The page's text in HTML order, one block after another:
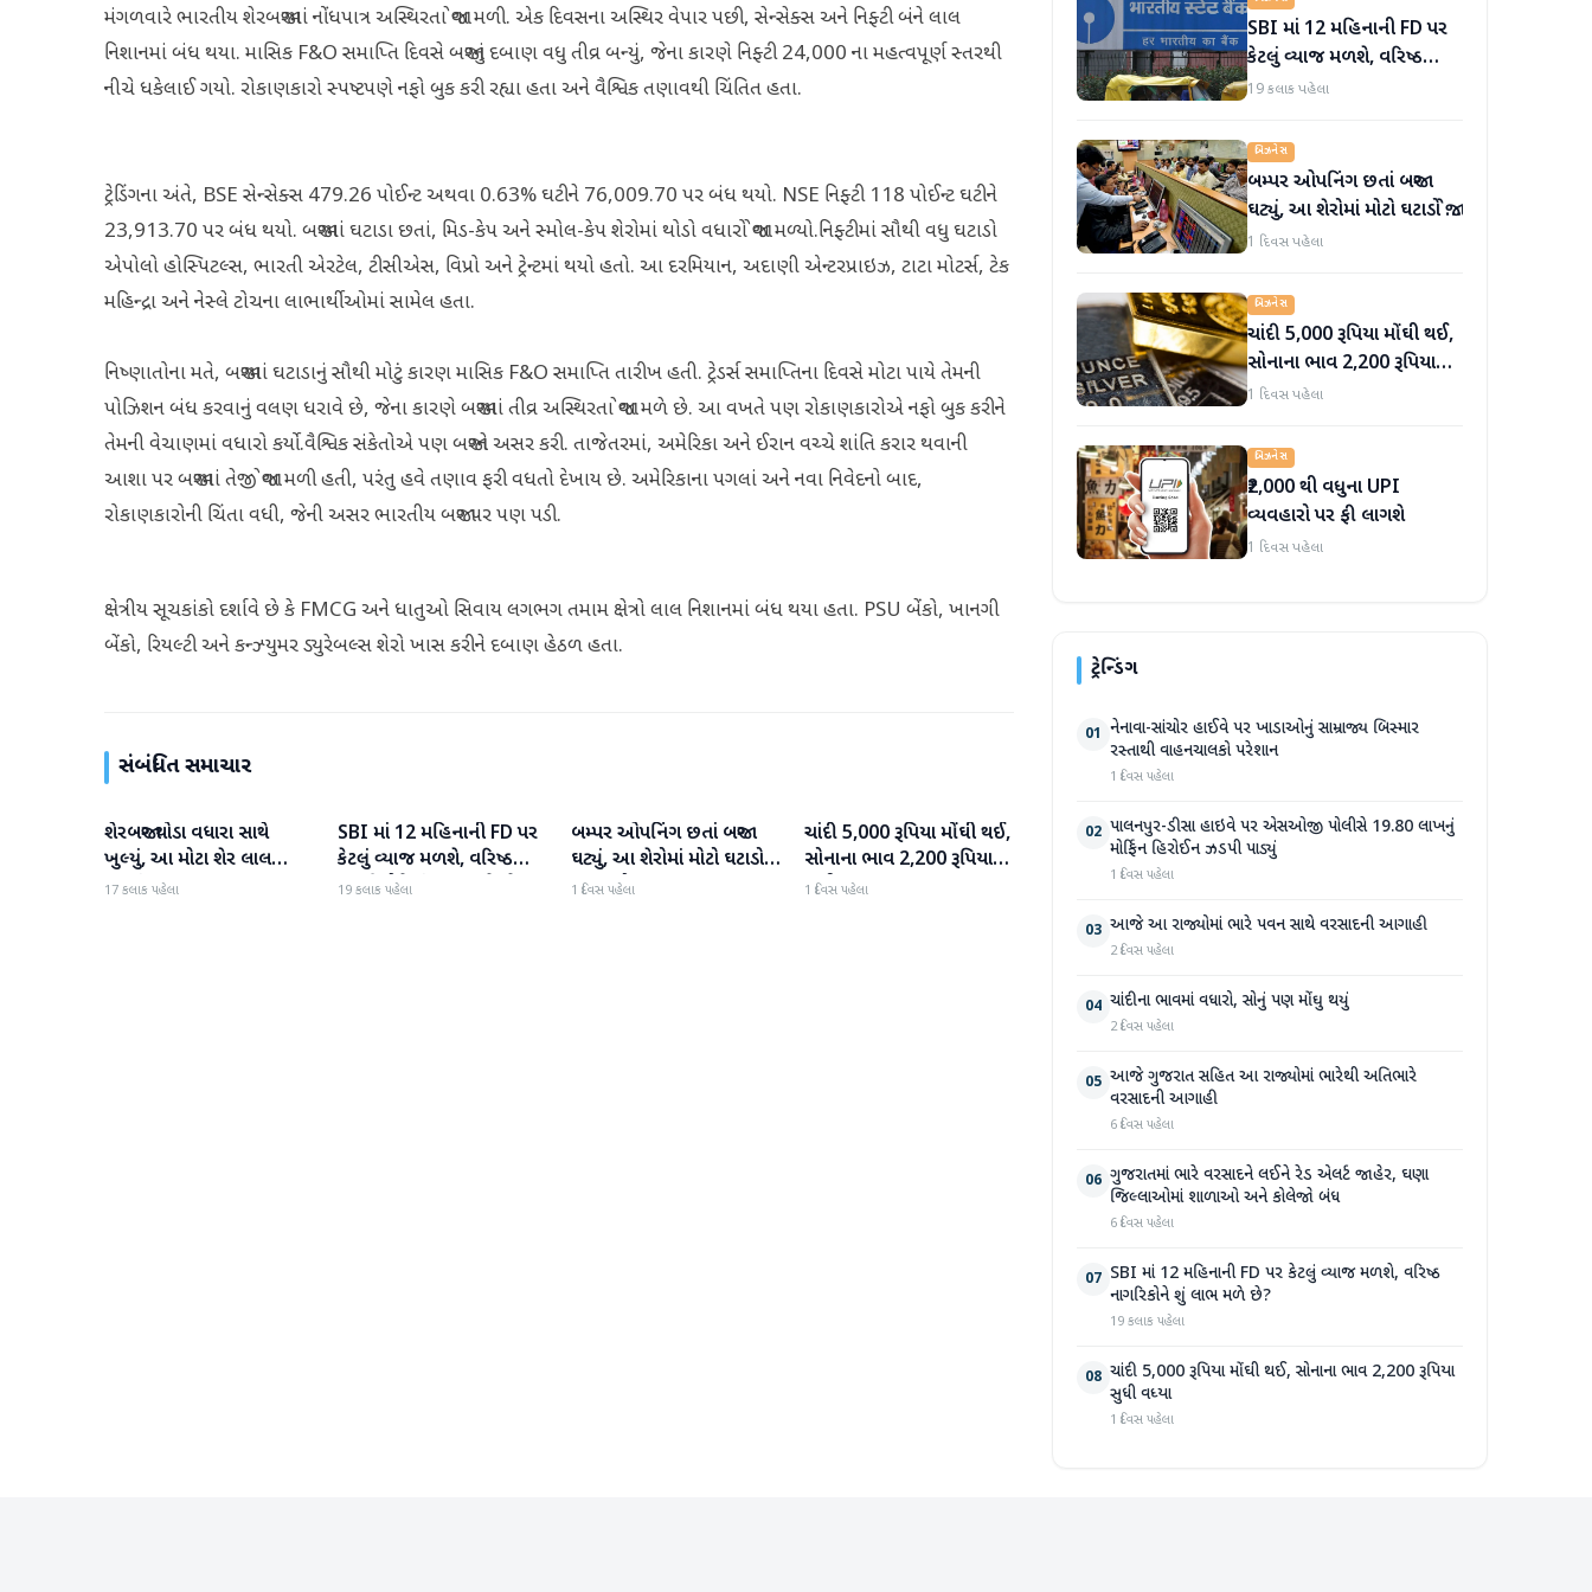
મંગળવારે ભારતીય શેરબજારમાં નોંધપાત્ર અસ્થિરતા જોવા મળી. એક દિવસના અસ્થિર વેપાર પછી, સેન્સેક્સ અને નિફ્ટી બંને લાલ
નિશાનમાં બંધ થયા. માસિક F&O સમાપ્તિ દિવસે બજારનું દબાણ વધુ તીવ્ર બન્યું, જેના કારણે નિફ્ટી 24,000 ના મહત્વપૂર્ણ સ્તરથી
નીચે ધકેલાઈ ગયો. રોકાણકારો સ્પષ્ટપણે નફો બુક કરી રહ્યા હતા અને વૈશ્વિક તણાવથી ચિંતિત હતા.
ટ્રેડિંગના અંતે, BSE સેન્સેક્સ 479.26 પોઈન્ટ અથવા 0.63% ઘટીને 76,009.70 પર બંધ થયો. NSE નિફ્ટી 118 પોઈન્ટ ઘટીને
23,913.70 પર બંધ થયો. બજારમાં ઘટાડા છતાં, મિડ-કેપ અને સ્મોલ-કેપ શેરોમાં થોડો વધારો જોવા મળ્યો.નિફ્ટીમાં સૌથી વધુ ઘટાડો
એપોલો હોસ્પિટલ્સ, ભારતી એરટેલ, ટીસીએસ, વિપ્રો અને ટ્રેન્ટમાં થયો હતો. આ દરમિયાન, અદાણી એન્ટરપ્રાઇઝ, ટાટા મોટર્સ, ટેક
મહિન્દ્રા અને નેસ્લે ટોચના લાભાર્થીઓમાં સામેલ હતા.
નિષ્ણાતોના મતે, બજારમાં ઘટાડાનું સૌથી મોટું કારણ માસિક F&O સમાપ્તિ તારીખ હતી. ટ્રેડર્સ સમાપ્તિના દિવસે મોટા પાયે તેમની
પોઝિશન બંધ કરવાનું વલણ ધરાવે છે, જેના કારણે બજારમાં તીવ્ર અસ્થિરતા જોવા મળે છે. આ વખતે પણ રોકાણકારોએ નફો બુક કરીને
તેમની વેચાણમાં વધારો કર્યો.વૈશ્વિક સંકેતોએ પણ બજારને અસર કરી. તાજેતરમાં, અમેરિકા અને ઈરાન વચ્ચે શાંતિ કરાર થવાની
આશા પર બજારમાં તેજી જોવા મળી હતી, પરંતુ હવે તણાવ ફરી વધતો દેખાય છે. અમેરિકાના પગલાં અને નવા નિવેદનો બાદ,
રોકાણકારોની ચિંતા વધી, જેની અસર ભારતીય બજાર પર પણ પડી.
ક્ષેત્રીય સૂચકાંકો દર્શાવે છે કે FMCG અને ધાતુઓ સિવાય લગભગ તમામ ક્ષેત્રો લાલ નિશાનમાં બંધ થયા હતા. PSU બેંકો, ખાનગી
બેંકો, રિયલ્ટી અને કન્ઝ્યુમર ડ્યુરેબલ્સ શેરો ખાસ કરીને દબાણ હેઠળ હતા.
સંબંધિત સમાચાર
બિઝનેસ
શેરબજાર થોડા વધારા સાથે
ખુલ્યું, આ મોટા શેર લાલ
રંગમાં ખુલ્યા
17 કલાક પહેલા
બિઝનેસ
SBI માં 12 મહિનાની FD પર
કેટલું વ્યાજ મળશે, વરિષ્ઠ
નાગરિકોને શું લાભ મળે છે?
19 કલાક પહેલા
બિઝનેસ
બમ્પર ઓપનિંગ છતાં બજાર
ઘટ્યું, આ શેરોમાં મોટો ઘટાડો
જોવા મળ્યો
1 દિવસ પહેલા
બિઝનેસ
ચાંદી 5,000 રૂપિયા મોંઘી થઈ,
સોનાના ભાવ 2,200 રૂપિયા
સુધી વધ્યા
1 દિવસ પહેલા
SBI માં 12 મહિનાની FD પર
કેટલું વ્યાજ મળશે, વરિષ્ઠ
નાગરિકોને શું લાભ મળે છે?
19 કલાક પહેલા
બિઝનેસ
બમ્પર ઓપનિંગ છતાં બજાર
ઘટ્યું, આ શેરોમાં મોટો ઘટાડો જોવા
મળ્યો
1 દિવસ પહેલા
બિઝનેસ
ચાંદી 5,000 રૂપિયા મોંઘી થઈ,
સોનાના ભાવ 2,200 રૂપિયા
સુધી વધ્યા
1 દિવસ પહેલા
બિઝનેસ
₹2,000 થી વધુના UPI
વ્યવહારો પર ફી લાગશે
1 દિવસ પહેલા
ટ્રેન્ડિંગ
01 નેનાવા-સાંચોર હાઈવે પર ખાડાઓનું સામ્રાજ્ય બિસ્માર
રસ્તાથી વાહનચાલકો પરેશાન
1 દિવસ પહેલા
02 પાલનપુર-ડીસા હાઇવે પર એસઓજી પોલીસે 19.80 લાખનું
મોર્ફિન હિરોઈન ઝડપી પાડ્યું
1 દિવસ પહેલા
03 આજે આ રાજ્યોમાં ભારે પવન સાથે વરસાદની આગાહી
2 દિવસ પહેલા
04 ચાંદીના ભાવમાં વધારો, સોનું પણ મોંઘુ થયું
2 દિવસ પહેલા
05 આજે ગુજરાત સહિત આ રાજ્યોમાં ભારેથી અતિભારે
વરસાદની આગાહી
6 દિવસ પહેલા
06 ગુજરાતમાં ભારે વરસાદને લઈને રેડ એલર્ટ જાહેર, ઘણા
જિલ્લાઓમાં શાળાઓ અને કોલેજો બંધ
6 દિવસ પહેલા
07 SBI માં 12 મહિનાની FD પર કેટલું વ્યાજ મળશે, વરિષ્ઠ
નાગરિકોને શું લાભ મળે છે?
19 કલાક પહેલા
08 ચાંદી 5,000 રૂપિયા મોંઘી થઈ, સોનાના ભાવ 2,200 રૂપિયા
સુધી વધ્યા
1 દિવસ પહેલા